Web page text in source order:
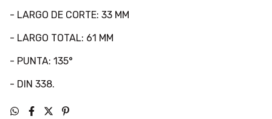
- LARGO DE CORTE: 33 MM
- LARGO TOTAL: 61 MM
- PUNTA: 135°
- DIN 338.